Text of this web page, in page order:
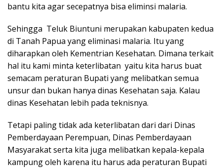
bantu kita agar secepatnya bisa eliminsi malaria.
Sehingga Teluk Biuntuni merupakan kabupaten kedua
di Tanah Papua yang eliminasi malaria. Itu yang
diharapkan oleh Kementrian Kesehatan. Dimana terkait
hal itu kami minta keterlibatan yaitu kita harus buat
semacam peraturan Bupati yang melibatkan semua
unsur dan bukan hanya dinas Kesehatan saja. Kalau
dinas Kesehatan lebih pada teknisnya.
Tetapi paling tidak ada keterlibatan dari dari Dinas
Pemberdayaan Perempuan, Dinas Pemberdayaan
Masyarakat serta kita juga melibatkan kepala-kepala
kampung oleh karena itu harus ada peraturan Bupati